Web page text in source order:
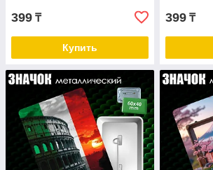
399 ₸
Купить
399 ₸